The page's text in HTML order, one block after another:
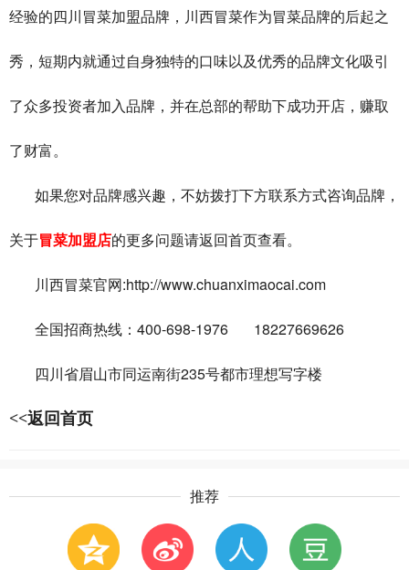
经验的四川冒菜加盟品牌，川西冒菜作为冒菜品牌的后起之
秀，短期内就通过自身独特的口味以及优秀的品牌文化吸引
了众多投资者加入品牌，并在总部的帮助下成功开店，赚取
了财富。
如果您对品牌感兴趣，不妨拨打下方联系方式咨询品牌，
关于冒菜加盟店的更多问题请返回首页查看。
川西冒菜官网 :http://www.chuanximaocai.com
全国招商热线： 400-698-1976 18227669626
四川省眉山市同运南街235号都市理想写字楼
<<返回首页
推荐